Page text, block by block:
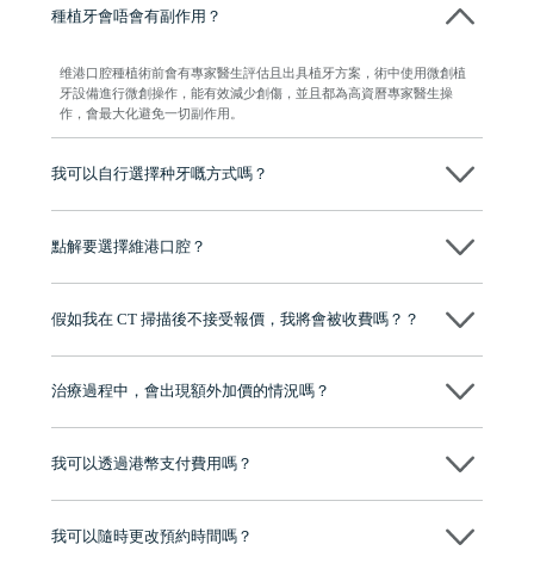
種植牙會唔會有副作用？
维港口腔種植術前會有專家醫生評估且出具植牙方案，術中使用微創植
牙設備進行微創操作，能有效減少創傷，並且都為高資曆專家醫生操
作，會最大化避免一切副作用。
我可以自行選擇种牙嘅方式嗎？
程及費用，未開始實際治療服務前，不會收取任何費用
點解要選擇維港口腔？
牌」、「2025香港企業領袖品牌」，是諾貝爾種植系統全球放心植牙中
至今已服務超過三十個國家和地區的顧客，受到粵港澳大灣區及周邊城
市市民極高的口碑評價及信任推薦 珠海、深圳設有八大分院，香港亦設
有咨詢及服務保障中心，有任何問題都可以隨時預約免費咨詢，讓人十
假如我在 CT 掃描後不接受報價，我將會被收費嗎？？
治療過程中，會出現額外加價的情況嗎？
不會，治療前我們會詳細說明治療方案及對應的價錢，顧客同意並簽字
我可以透過港幣支付費用嗎？
我可以隨時更改預約時間嗎？